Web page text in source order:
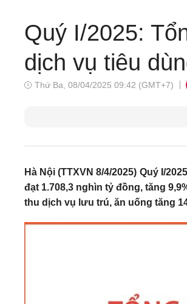
Quý I/2025:
dịch vụ tiêu
Thứ Ba, 08/04/2025 09:42 (GMT+7)
Hà Nội (TTXVN 8/4/2025) Quý I/
đạt 1.708,3 nghìn tỷ đồng, tăng
thu dịch vụ lưu trú, ăn uống tăng